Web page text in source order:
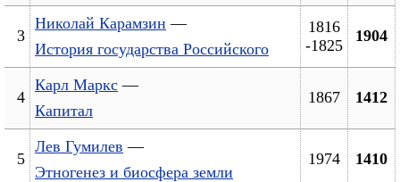
3
Николай Карамзин —
История государства Российского
1816
-1825
1904
4
Карл Маркс —
Капитал
1867 1412
5
Лев Гумилев —
Этногенез и биосфера земли
1974 1410